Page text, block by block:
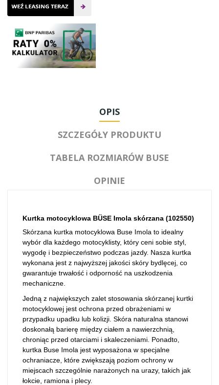
OPIS
SZCZEGÓŁY PRODUKTU
TABELA ROZMIARÓW BUSE
OPINIE
Kurtka motocyklowa BÜSE Imola skórzana (102550)
Skórzana kurtka motocyklowa Buse Imola to idealny
wybór dla każdego motocyklisty, który ceni sobie styl,
wygodę i bezpieczeństwo podczas jazdy. Nasza kurtka
wykonana jest z najwyższej jakości skóry bydlęcej, co
gwarantuje trwałość i odporność na uszkodzenia
mechaniczne.
Jedną z największych zalet stosowania skórzanej kurtki
motocyklowej jest ochrona przed obrażeniami w
przypadku upadku lub kolizji. Skóra naturalna stanowi
doskonałą barierę między ciałem a nawierzchnią,
chroniąc przed otarciami i skaleczeniami. Ponadto,
kurtka Buse Imola jest wyposażona w specjalne
ochraniacze, które zwiększają poziom ochrony w
miejscach szczególnie narażonych na urazy, takich jak
łokcie, ramiona i plecy.